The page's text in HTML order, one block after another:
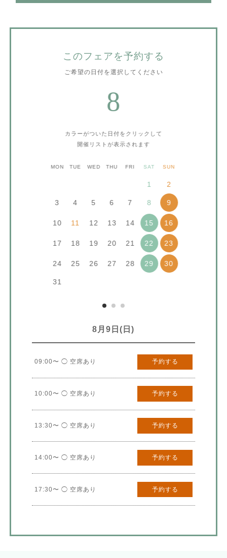
このフェアを予約する
ご希望の日付を選択してください
8
カラーがついた日付をクリックして
開催リストが表示されます
MON TUE WED THU FRI SAT SUN
1 2
3 4 5 6 7 8 9
10 11 12 13 14 15 16
17 18 19 20 21 22 23
24 25 26 27 28 29 30
31
8月9日(日)
09:00〜 ◯ 空席あり 予約する
10:00〜 ◯ 空席あり 予約する
13:30〜 ◯ 空席あり 予約する
14:00〜 ◯ 空席あり 予約する
17:30〜 ◯ 空席あり 予約する